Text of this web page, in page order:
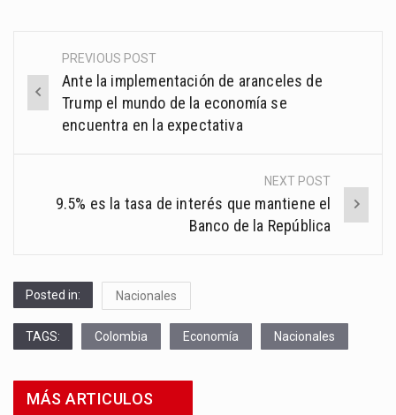
Post
navigation
PREVIOUS POST
Ante la implementación de aranceles de
Trump el mundo de la economía se
encuentra en la expectativa
NEXT POST
9.5% es la tasa de interés que mantiene el
Banco de la República
Posted in: Nacionales
TAGS: Colombia Economía Nacionales
MÁS ARTICULOS